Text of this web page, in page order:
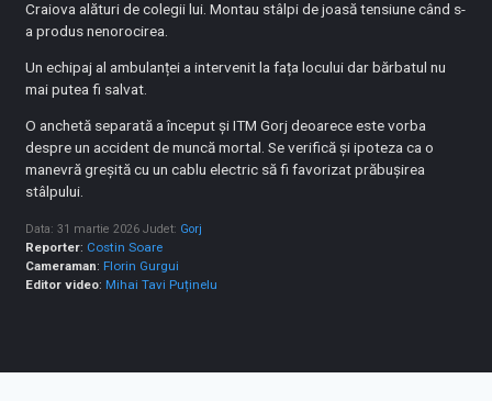
Craiova alături de colegii lui. Montau stâlpi de joasă tensiune când s-
a produs nenorocirea.
Un echipaj al ambulanței a intervenit la fața locului dar bărbatul nu
mai putea fi salvat.
O anchetă separată a început și ITM Gorj deoarece este vorba
despre un accident de muncă mortal. Se verifică și ipoteza ca o
manevră greșită cu un cablu electric să fi favorizat prăbușirea
stâlpului.
Data: 31 martie 2026 Judet: Gorj
Reporter: Costin Soare
Cameraman: Florin Gurgui
Editor video: Mihai Tavi Puținelu